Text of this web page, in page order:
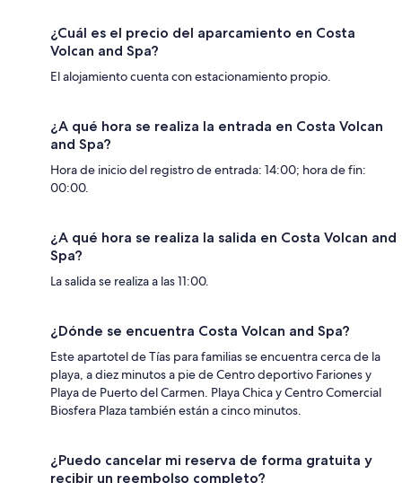
¿Cuál es el precio del aparcamiento en Costa
Volcan and Spa?
El alojamiento cuenta con estacionamiento propio.
¿A qué hora se realiza la entrada en Costa Volcan
and Spa?
Hora de inicio del registro de entrada: 14:00; hora de fin:
00:00.
¿A qué hora se realiza la salida en Costa Volcan and
Spa?
La salida se realiza a las 11:00.
¿Dónde se encuentra Costa Volcan and Spa?
Este apartotel de Tías para familias se encuentra cerca de la
playa, a diez minutos a pie de Centro deportivo Fariones y
Playa de Puerto del Carmen. Playa Chica y Centro Comercial
Biosfera Plaza también están a cinco minutos.
¿Puedo cancelar mi reserva de forma gratuita y
recibir un reembolso completo?